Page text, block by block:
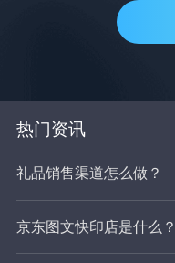
热门资讯
礼品销售渠道怎么做？